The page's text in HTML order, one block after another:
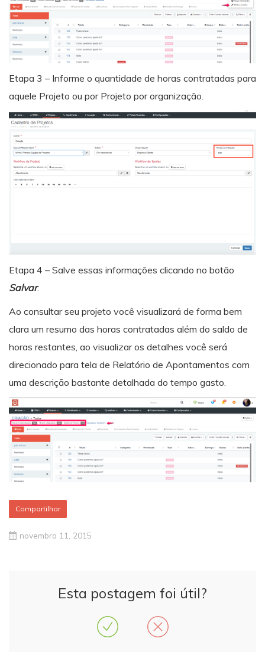
Etapa 3 – Informe o quantidade de horas contratadas para
aquele Projeto ou por Projeto por organização.
Etapa 4 – Salve essas informações clicando no botão
Salvar.
Ao consultar seu projeto você visualizará de forma bem
clara um resumo das horas contratadas além do saldo de
horas restantes, ao visualizar os detalhes você será
direcionado para tela de Relatório de Apontamentos com
uma descrição bastante detalhada do tempo gasto.
Compartilhar
novembro 11, 2015
Esta postagem foi útil?